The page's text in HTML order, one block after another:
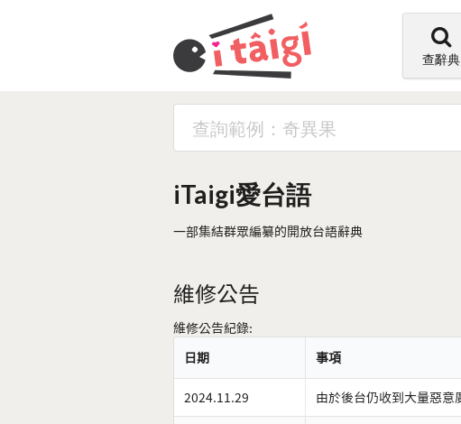
查辭典
iTaigi愛台語
一部集結群眾編纂的開放台語辭典
維修公告
維修公告紀錄:
日期
事項
2024.11.29 由於後台仍收到大量惡意